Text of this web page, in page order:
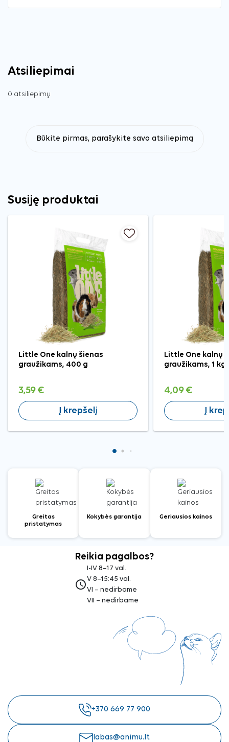
Atsiliepimai
0 atsiliepimų
Būkite pirmas, parašykite savo atsiliepimą
Susiję produktai
Little One kalnų šienas
graužikams, 400 g
3,59 €
Į krepšelį
Little One kalnų
graužikams, 1 kg
4,09 €
Į
Greitas
pristatymas
Kokybės garantija Geriausios kainos
Reikia pagalbos?
access_time
I-IV 8–17 val.
V 8–15:45 val.
VI – nedirbame
VII – nedirbame
+370 669 77 900
labas@animu.lt